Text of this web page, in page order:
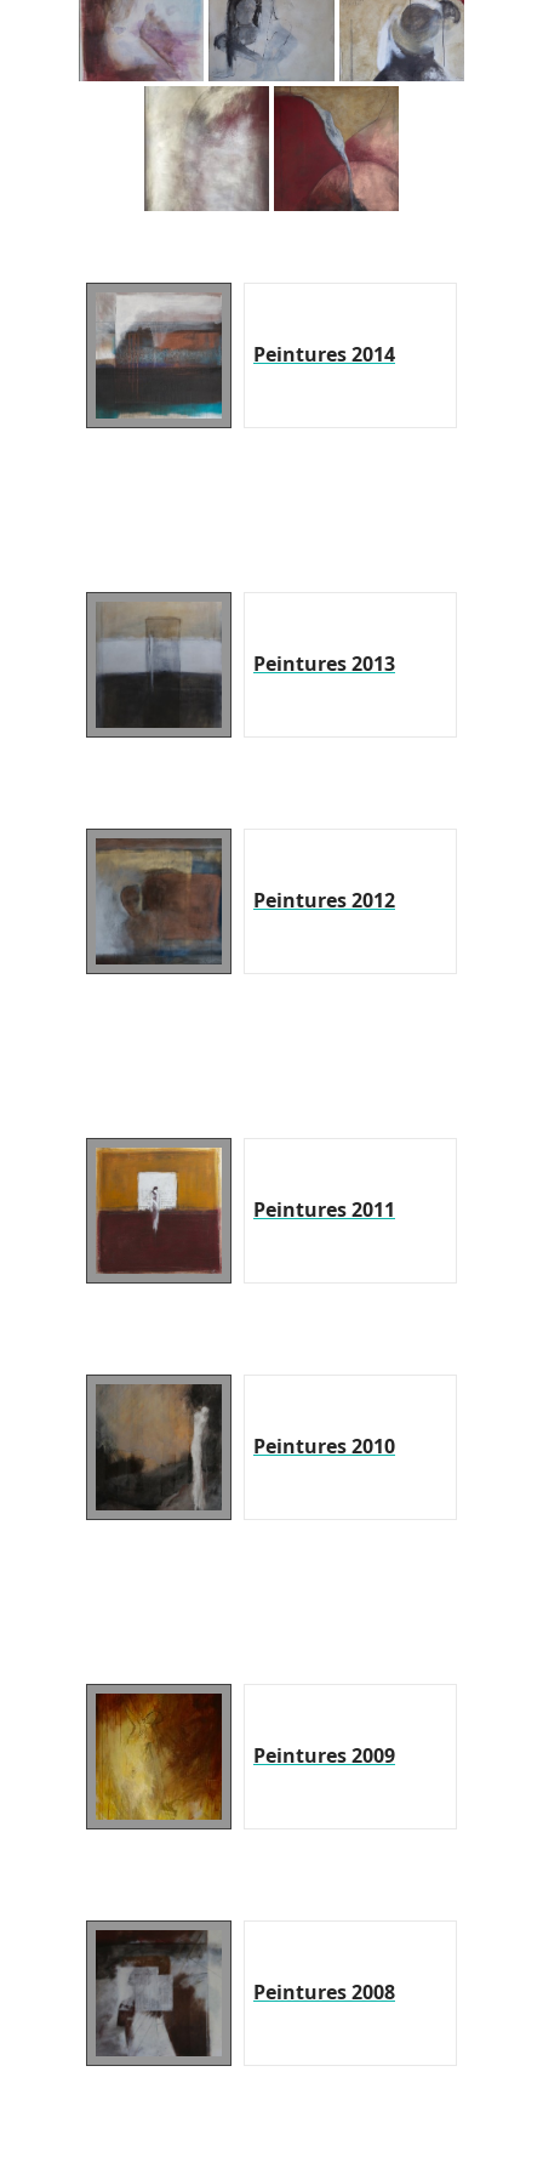
Peintures 2014
Peintures 2013
Peintures 2012
Peintures 2011
Peintures 2010
Peintures 2009
Peintures 2008